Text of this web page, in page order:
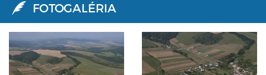
FOTOGALÉRIA